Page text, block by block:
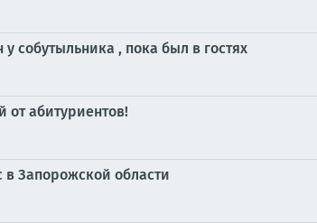
собутыльника , пока был в гостях
от абитуриентов!
в Запорожской области